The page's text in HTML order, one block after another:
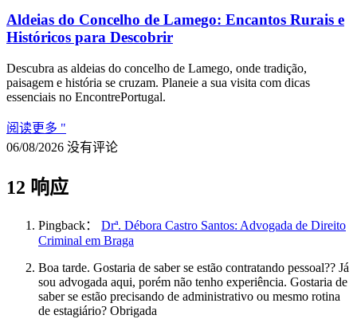
Aldeias do Concelho de Lamego: Encantos Rurais e
Históricos para Descobrir
Descubra as aldeias do concelho de Lamego, onde tradição,
paisagem e história se cruzam. Planeie a sua visita com dicas
essenciais no EncontrePortugal.
阅读更多 "
06/08/2026 没有评论
12 响应
Pingback： Drª. Débora Castro Santos: Advogada de Direito
Criminal em Braga
Boa tarde. Gostaria de saber se estão contratando pessoal?? Já
sou advogada aqui, porém não tenho experiência. Gostaria de
saber se estão precisando de administrativo ou mesmo rotina
de estagiário? Obrigada